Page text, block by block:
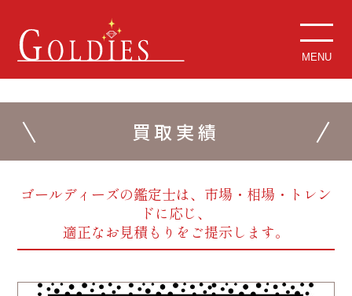
MENU
買取実績
ゴールディーズの鑑定士は、市場・相場・トレン
ドに応じ、
適正なお見積もりをご提示します。